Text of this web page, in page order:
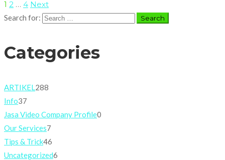
1 2 … 4 Next
Search for:
Categories
ARTIKEL288
Info37
Jasa Video Company Profile0
Our Services7
Tips & Trick46
Uncategorized6